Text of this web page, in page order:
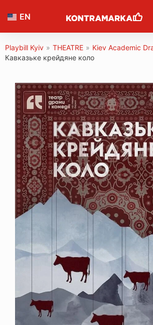
EN
Playbill Kyiv » THEATRE » Kiev Academic
Кавказьке крейдяне коло